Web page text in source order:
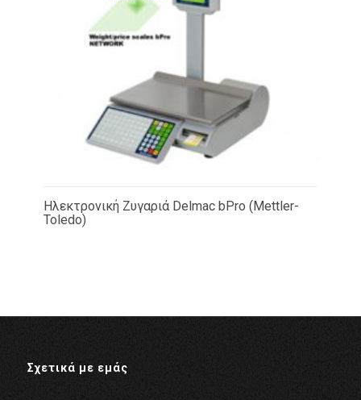
Ηλεκτρονική Ζυγαριά Delmac bPro (Mettler-
Toledo)
Σχετικά με εμάς